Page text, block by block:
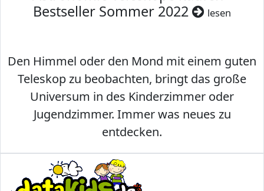
Bestseller Sommer 2022
lesen
Den Himmel oder den Mond mit einem guten
Teleskop zu beobachten, bringt das große
Universum in des Kinderzimmer oder
Jugendzimmer. Immer was neues zu
entdecken.